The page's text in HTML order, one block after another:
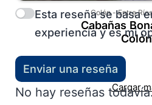
Colón-Entre Ríos
Cabañas
Colón
Cargar
Esta reseña se basa
experiencia y es mi
Enviar una reseña
No hay reseñas